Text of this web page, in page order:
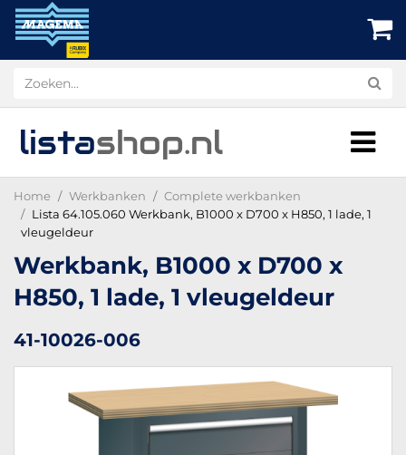
listashop.nl
Home Werkbanken
Complete werkbanken
Lista 64.105.060 Werkbank, B1000 x D700 x H850, 1 lade, 1
vleugeldeur
Werkbank, B1000 x D700 x
H850, 1 lade, 1 vleugeldeur
41-10026-006